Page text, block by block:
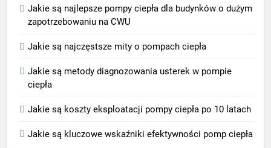
Jakie są najlepsze pompy ciepła dla budynków o dużym
zapotrzebowaniu na CWU
Jakie są najczęstsze mity o pompach ciepła
Jakie są metody diagnozowania usterek w pompie
ciepła
Jakie są koszty eksploatacji pompy ciepła po 10 latach
Jakie są kluczowe wskaźniki efektywności pomp ciepła